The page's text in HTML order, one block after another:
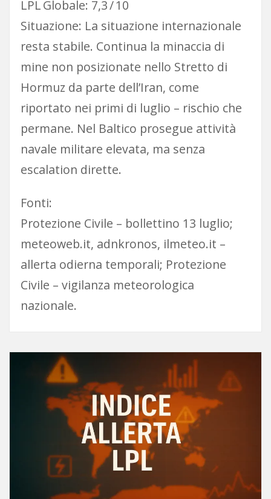
LPL Globale: 7,3 / 10
Situazione: La situazione internazionale
resta stabile. Continua la minaccia di
mine non posizionate nello Stretto di
Hormuz da parte dell’Iran, come
riportato nei primi di luglio – rischio che
permane. Nel Baltico prosegue attività
navale militare elevata, ma senza
escalation dirette.
Fonti:
Protezione Civile – bollettino 13 luglio;
meteoweb.it, adnkronos, ilmeteo.it –
allerta odierna temporali; Protezione
Civile – vigilanza meteorologica
nazionale.